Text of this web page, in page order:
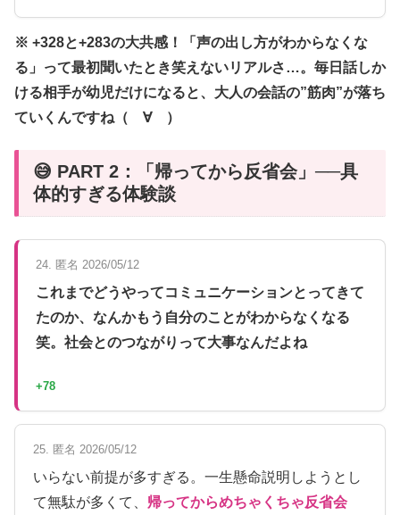
※ +328と+283の大共感！「声の出し方がわからなくな
る」って最初聞いたとき笑えないリアルさ…。毎日話しか
ける相手が幼児だけになると、大人の会話の”筋肉”が落ち
ていくんですね（゚∀゚）
😅 PART 2：「帰ってから反省会」──具
体的すぎる体験談
24. 匿名 2026/05/12
これまでどうやってコミュニケーションとってきて
たのか、なんかもう自分のことがわからなくなる
笑。社会とのつながりって大事なんだよね
+78
25. 匿名 2026/05/12
いらない前提が多すぎる。一生懸命説明しようとし
て無駄が多くて、 帰ってからめちゃくちゃ反省会